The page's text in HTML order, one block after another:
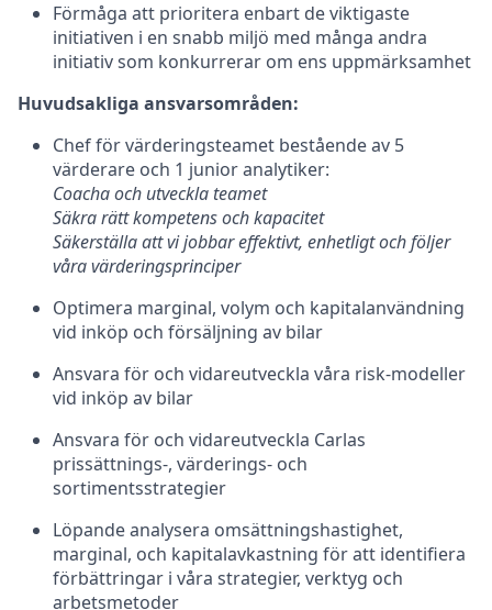
Förmåga att prioritera enbart de viktigaste
initiativen i en snabb miljö med många andra
initiativ som konkurrerar om ens uppmärksamhet
Huvudsakliga ansvarsområden:
Chef för värderingsteamet bestående av 5
värderare och 1 junior analytiker:
Coacha och utveckla teamet
Säkra rätt kompetens och kapacitet
Säkerställa att vi jobbar effektivt, enhetligt och följer
våra värderingsprinciper
Optimera marginal, volym och kapitalanvändning
vid inköp och försäljning av bilar
Ansvara för och vidareutveckla våra risk-modeller
vid inköp av bilar
Ansvara för och vidareutveckla Carlas
prissättnings-, värderings- och
sortimentsstrategier
Löpande analysera omsättningshastighet,
marginal, och kapitalavkastning för att identifiera
förbättringar i våra strategier, verktyg och
arbetsmetoder